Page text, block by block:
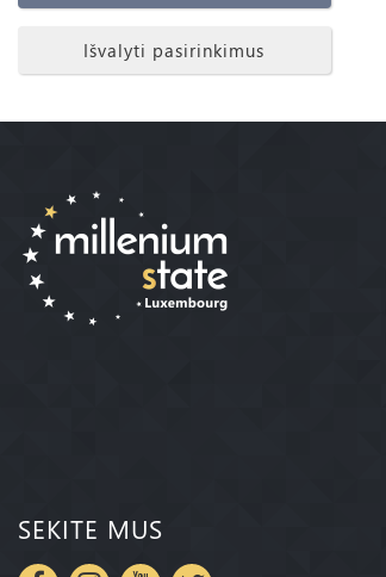
Išvalyti pasirinkimus
SEKITE MUS